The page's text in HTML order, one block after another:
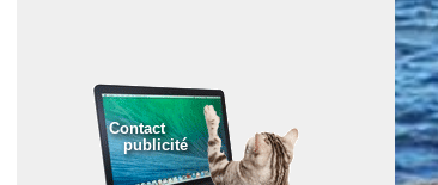
Contact
publicité